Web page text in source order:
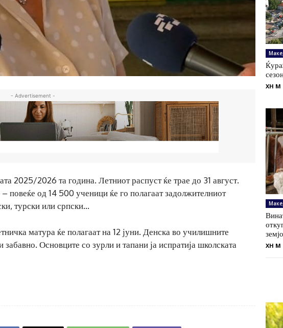
- Advertisement -
2025/2026 та година. Летниот распуст ќе трае до 31 август.
повеќе од 14 500 ученици ќе го полагаат задолжителниот
турски или српски…
матура ќе полагаат на 12 јуни. Денска во училишните
Основците со зурли и тапани ја испратија школската
XH M
XH M